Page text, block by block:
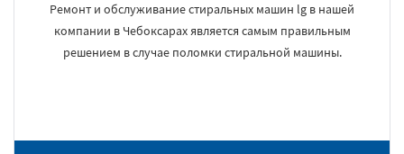
Ремонт и обслуживание стиральных машин lg в нашей
компании в Чебоксарах является самым правильным
решением в случае поломки стиральной машины.